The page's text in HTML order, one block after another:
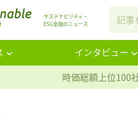
サステナビリティ・
ESG金融のニュース
インタビュー
時価総額上位100